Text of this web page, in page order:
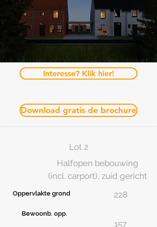
Interesse? Klik hier!
Download gratis de brochure
Lot 2
Halfopen bebouwing
(incl. carport), zuid gericht
228
Oppervlakte grond
Bewoonb. opp.
157